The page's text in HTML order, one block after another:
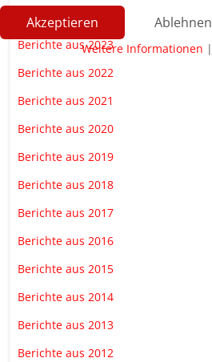
Berichte aus 2024
Berichte aus 2023
Berichte aus 2022
Berichte aus 2021
Berichte aus 2020
Berichte aus 2019
Berichte aus 2018
Berichte aus 2017
Berichte aus 2016
Berichte aus 2015
Berichte aus 2014
Berichte aus 2013
Berichte aus 2012
Akzeptieren Ablehnen
Weitere Informationen |